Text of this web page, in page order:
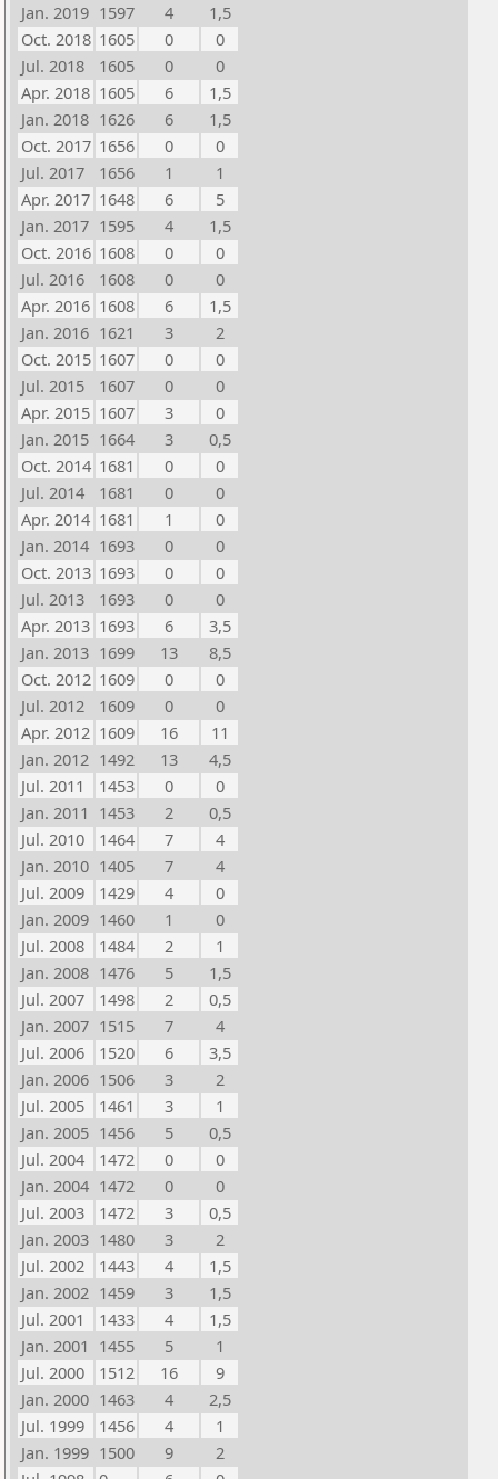
Jan. 2019 1597 4
1,5
Oct. 2018 1605 0
0
Jul. 2018
1605 0
0
Apr. 2018 1605 6
1,5
Jan. 2018 1626 6
1,5
Oct. 2017 1656 0
0
Jul. 2017
1656 1
1
Apr. 2017 1648 6
5
Jan. 2017 1595 4
1,5
Oct. 2016 1608 0
0
Jul. 2016
1608 0
0
Apr. 2016 1608 6
1,5
Jan. 2016 1621 3
2
Oct. 2015 1607 0
0
Jul. 2015
1607 0
0
Apr. 2015 1607 3
0
Jan. 2015 1664 3
0,5
Oct. 2014 1681 0
0
Jul. 2014
1681 0
0
Apr. 2014 1681 1
0
Jan. 2014 1693 0
0
Oct. 2013 1693 0
0
Jul. 2013
1693 0
0
Apr. 2013 1693 6
3,5
Jan. 2013 1699 13
8,5
Oct. 2012 1609 0
0
Jul. 2012
1609 0
0
Apr. 2012 1609 16
11
Jan. 2012 1492 13
4,5
Jul. 2011
1453 0
0
Jan. 2011 1453 2
0,5
Jul. 2010
1464 7
4
Jan. 2010 1405 7
4
Jul. 2009
1429 4
0
Jan. 2009 1460 1
0
Jul. 2008
1484 2
1
Jan. 2008 1476 5
1,5
Jul. 2007
1498 2
0,5
Jan. 2007 1515 7
4
Jul. 2006
1520 6
3,5
Jan. 2006 1506 3
2
Jul. 2005
1461 3
1
Jan. 2005 1456 5
0,5
Jul. 2004
1472 0
0
Jan. 2004 1472 0
0
Jul. 2003
1472 3
0,5
Jan. 2003 1480 3
2
Jul. 2002
1443 4
1,5
Jan. 2002 1459 3
1,5
Jul. 2001
1433 4
1,5
Jan. 2001 1455 5
1
Jul. 2000
1512 16
9
Jan. 2000 1463 4
2,5
Jul. 1999
1456 4
1
Jan. 1999 1500 9
2